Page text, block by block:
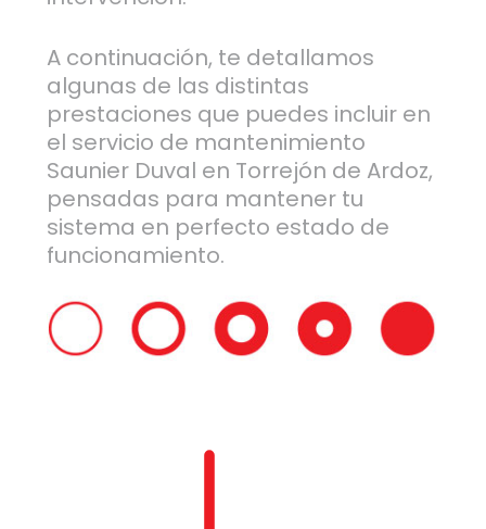
A continuación, te detallamos
algunas de las distintas
prestaciones que puedes incluir en
el servicio de mantenimiento
Saunier Duval en Torrejón de Ardoz,
pensadas para mantener tu
sistema en perfecto estado de
funcionamiento.